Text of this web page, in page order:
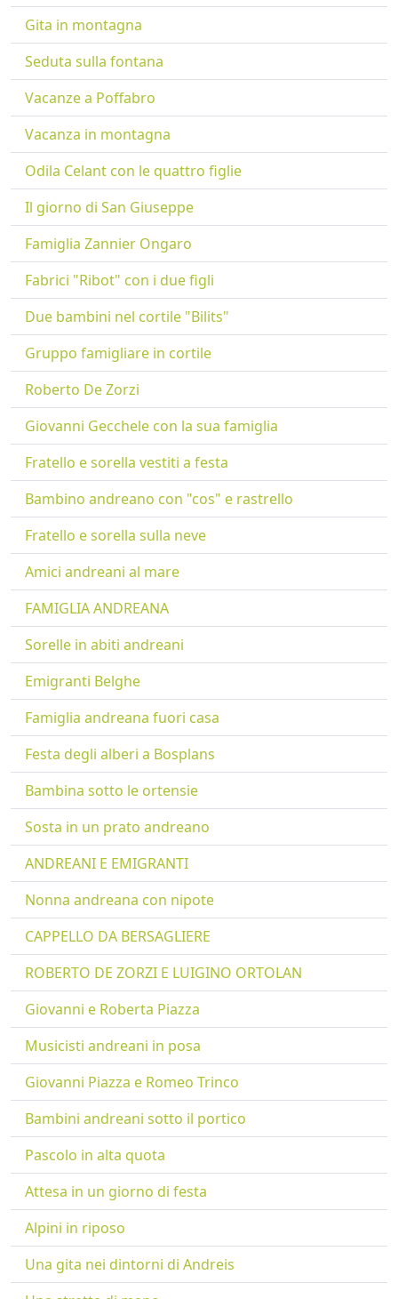
Gita in montagna
Seduta sulla fontana
Vacanze a Poffabro
Vacanza in montagna
Odila Celant con le quattro figlie
Il giorno di San Giuseppe
Famiglia Zannier Ongaro
Fabrici "Ribot" con i due figli
Due bambini nel cortile "Bilits"
Gruppo famigliare in cortile
Roberto De Zorzi
Giovanni Gecchele con la sua famiglia
Fratello e sorella vestiti a festa
Bambino andreano con "cos" e rastrello
Fratello e sorella sulla neve
Amici andreani al mare
FAMIGLIA ANDREANA
Sorelle in abiti andreani
Emigranti Belghe
Famiglia andreana fuori casa
Festa degli alberi a Bosplans
Bambina sotto le ortensie
Sosta in un prato andreano
ANDREANI E EMIGRANTI
Nonna andreana con nipote
CAPPELLO DA BERSAGLIERE
ROBERTO DE ZORZI E LUIGINO ORTOLAN
Giovanni e Roberta Piazza
Musicisti andreani in posa
Giovanni Piazza e Romeo Trinco
Bambini andreani sotto il portico
Pascolo in alta quota
Attesa in un giorno di festa
Alpini in riposo
Una gita nei dintorni di Andreis